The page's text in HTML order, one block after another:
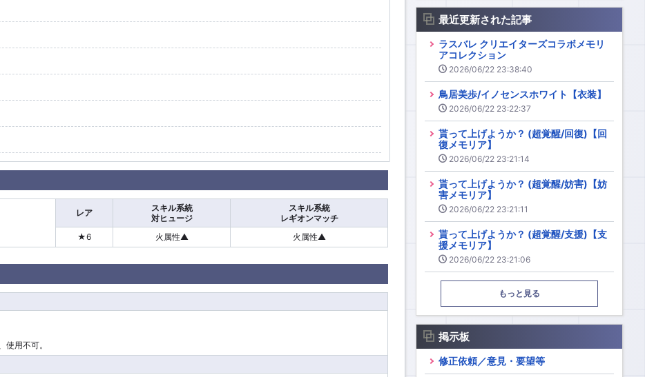
レア
スキル系統
対ヒュージ
スキル系統
レギオンマッチ
★6
火属性▲ 火属性▲
用不可。
最近更新された記事
ラスバレ クリエイターズコラボメモリ
アコレクション
2026/06/22 23:38:40
鳥居美歩/イノセンスホワイト【衣装】
2026/06/22 23:22:37
貰って上げようか？ (超覚醒/回復)【回
復メモリア】
2026/06/22 23:21:14
貰って上げようか？ (超覚醒/妨害)【妨
害メモリア】
2026/06/22 23:21:11
貰って上げようか？ (超覚醒/支援)【支
援メモリア】
2026/06/22 23:21:06
もっと見る
掲示板
修正依頼／意見・要望等